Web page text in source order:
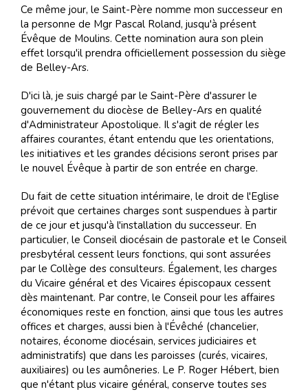
Ce même jour, le Saint-Père nomme mon successeur en
la personne de Mgr Pascal Roland, jusqu'à présent
Évêque de Moulins. Cette nomination aura son plein
effet lorsqu'il prendra officiellement possession du siège
de Belley-Ars.
D'ici là, je suis chargé par le Saint-Père d'assurer le
gouvernement du diocèse de Belley-Ars en qualité
d'Administrateur Apostolique. Il s'agit de régler les
affaires courantes, étant entendu que les orientations,
les initiatives et les grandes décisions seront prises par
le nouvel Évêque à partir de son entrée en charge.
Du fait de cette situation intérimaire, le droit de l'Eglise
prévoit que certaines charges sont suspendues à partir
de ce jour et jusqu'à l'installation du successeur. En
particulier, le Conseil diocésain de pastorale et le Conseil
presbytéral cessent leurs fonctions, qui sont assurées
par le Collège des consulteurs. Également, les charges
du Vicaire général et des Vicaires épiscopaux cessent
dès maintenant. Par contre, le Conseil pour les affaires
économiques reste en fonction, ainsi que tous les autres
offices et charges, aussi bien à l'Évêché (chancelier,
notaires, économe diocésain, services judiciaires et
administratifs) que dans les paroisses (curés, vicaires,
auxiliaires) ou les aumôneries. Le P. Roger Hébert, bien
que n'étant plus vicaire général, conserve toutes ses